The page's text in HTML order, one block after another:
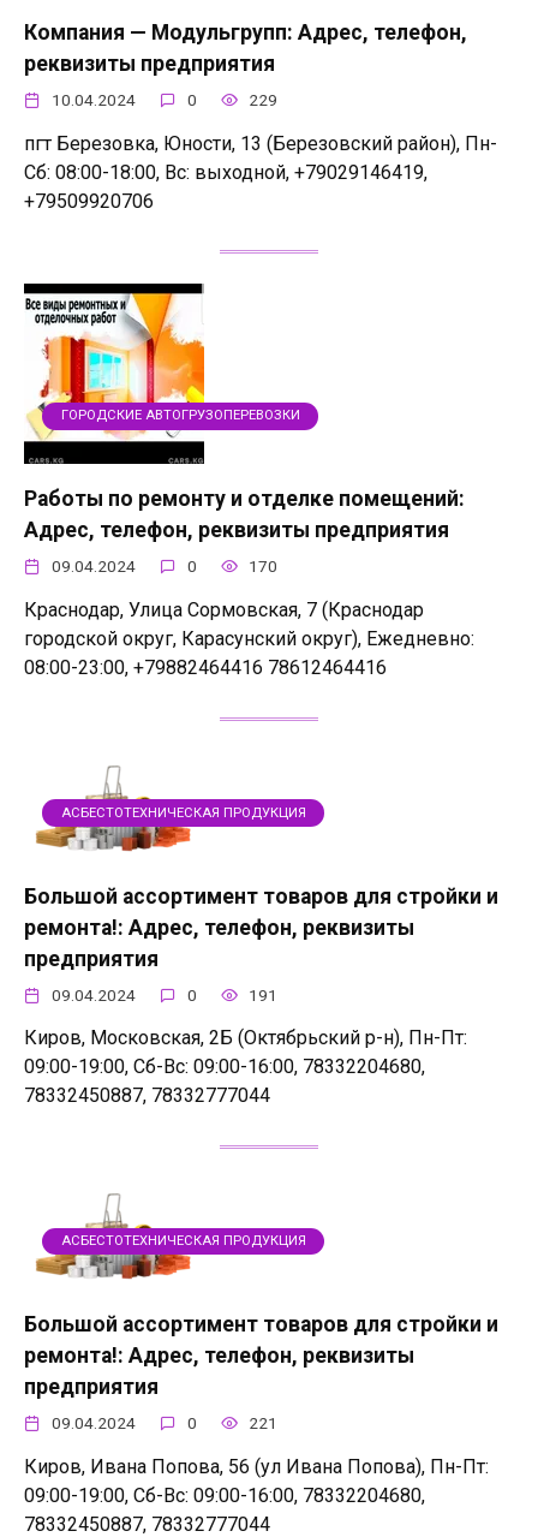
Компания — Модульгрупп: Адрес, телефон,
реквизиты предприятия
10.04.2024 0 229
пгт Березовка, Юности, 13 (Березовский район), Пн-
Сб: 08:00-18:00, Вс: выходной, +79029146419,
+79509920706
ГОРОДСКИЕ АВТОГРУЗОПЕРЕВОЗКИ
Работы по ремонту и отделке помещений:
Адрес, телефон, реквизиты предприятия
09.04.2024 0 170
Краснодар, Улица Сормовская, 7 (Краснодар
городской округ, Карасунский округ), Ежедневно:
08:00-23:00, +79882464416 78612464416
АСБЕСТОТЕХНИЧЕСКАЯ ПРОДУКЦИЯ
Большой ассортимент товаров для стройки и
ремонта!: Адрес, телефон, реквизиты
предприятия
09.04.2024 0 191
Киров, Московская, 2Б (Октябрьский р-н), Пн-Пт:
09:00-19:00, Сб-Вс: 09:00-16:00, 78332204680,
78332450887, 78332777044
АСБЕСТОТЕХНИЧЕСКАЯ ПРОДУКЦИЯ
Большой ассортимент товаров для стройки и
ремонта!: Адрес, телефон, реквизиты
предприятия
09.04.2024 0 221
Киров, Ивана Попова, 56 (ул Ивана Попова), Пн-Пт:
09:00-19:00, Сб-Вс: 09:00-16:00, 78332204680,
78332450887, 78332777044